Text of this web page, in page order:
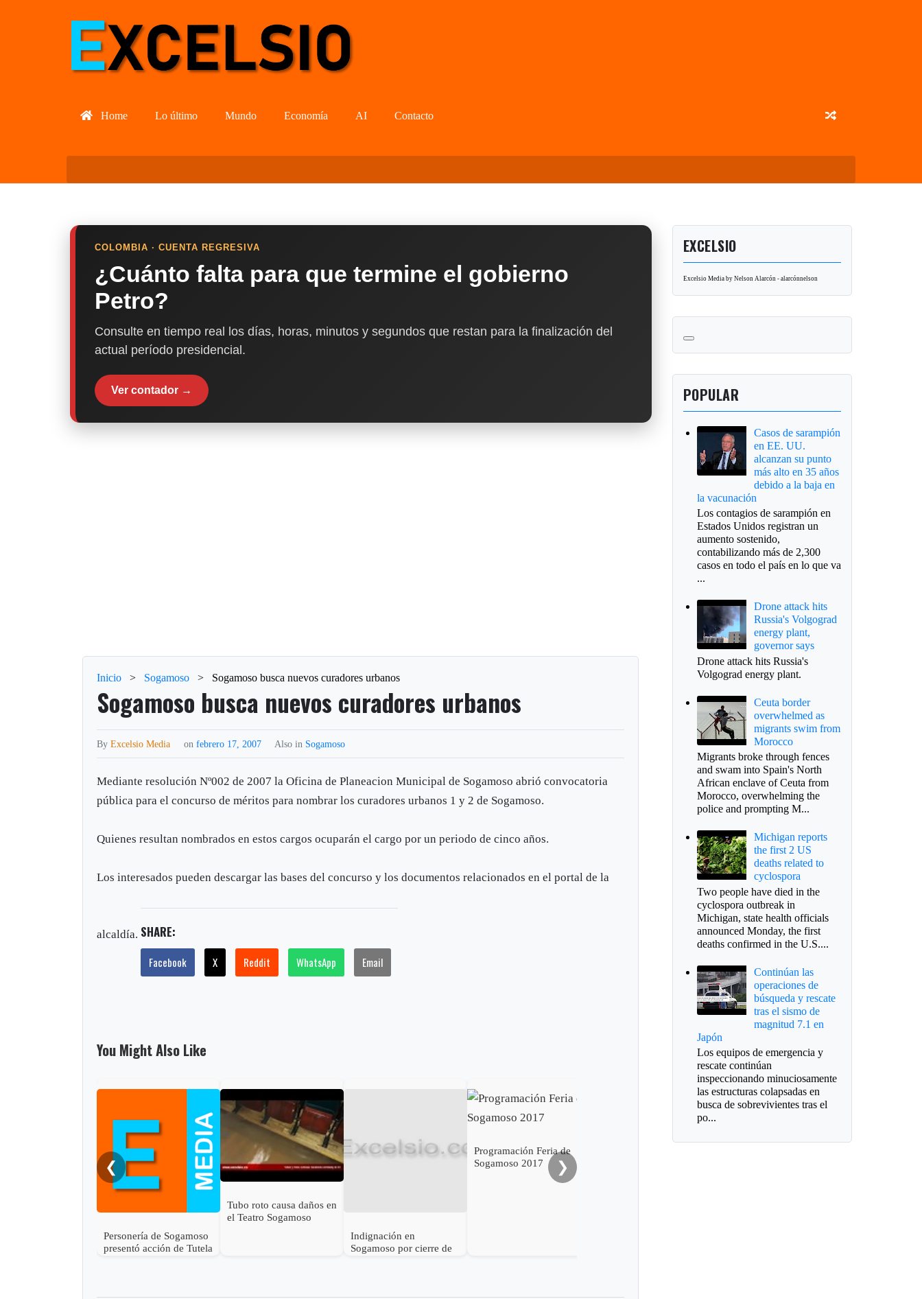
Home Lo último Mundo Economía AI Contacto
COLOMBIA · CUENTA REGRESIVA
¿Cuánto falta para que termine el gobierno
Petro?
Consulte en tiempo real los días, horas, minutos y segundos que restan para la finalización del
actual período presidencial.
Ver contador →
Inicio > Sogamoso > Sogamoso busca nuevos curadores urbanos
Sogamoso busca nuevos curadores urbanos
ByExcelsio Media onfebrero 17, 2007 Also in Sogamoso
Mediante resolución Nº002 de 2007 la Oficina de Planeacion Municipal de Sogamoso abrió convocatoria
pública para el concurso de méritos para nombrar los curadores urbanos 1 y 2 de Sogamoso.
Quienes resultan nombrados en estos cargos ocuparán el cargo por un periodo de cinco años.
Los interesados pueden descargar las bases del concurso y los documentos relacionados en el portal de la
alcaldía. SHARE:
Facebook X Reddit WhatsApp Email
You Might Also Like
❮
Personería de Sogamoso
presentó acción de Tutela
Tubo roto causa daños en
el Teatro Sogamoso
Indignación en
Sogamoso por cierre de
Programación Feria de
Sogamoso 2017
❯
EXCELSIO
Excelsio Media by Nelson Alarcón - alarcónnelson
POPULAR
Casos de sarampión
en EE. UU.
alcanzan su punto
más alto en 35 años
debido a la baja en
la vacunación
Los contagios de sarampión en
Estados Unidos registran un
aumento sostenido,
contabilizando más de 2,300
casos en todo el país en lo que va
...
Drone attack hits
Russia's Volgograd
energy plant,
governor says
Drone attack hits Russia's
Volgograd energy plant.
Ceuta border
overwhelmed as
migrants swim from
Morocco
Migrants broke through fences
and swam into Spain's North
African enclave of Ceuta from
Morocco, overwhelming the
police and prompting M...
Michigan reports
the first 2 US
deaths related to
cyclospora
Two people have died in the
cyclospora outbreak in
Michigan, state health officials
announced Monday, the first
deaths confirmed in the U.S....
Continúan las
operaciones de
búsqueda y rescate
tras el sismo de
magnitud 7.1 en
Japón
Los equipos de emergencia y
rescate continúan
inspeccionando minuciosamente
las estructuras colapsadas en
busca de sobrevivientes tras el
po...